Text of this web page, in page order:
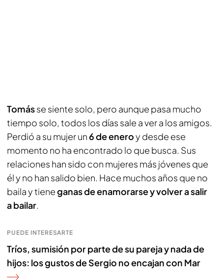
Tomásse siente solo, pero aunque pasa mucho
tiempo solo, todos los días sale a ver a los amigos.
Perdió a su mujer un 6 de eneroy desde ese
momento no ha encontrado lo que busca. Sus
relaciones han sido con mujeres más jóvenes que
él y no han salido bien. Hace muchos años que no
baila y tieneganas de enamorarse y volver a salir
a bailar.
PUEDE INTERESARTE
Tríos, sumisión por parte de su pareja y nada de
hijos: los gustos de Sergio no encajan con Mar